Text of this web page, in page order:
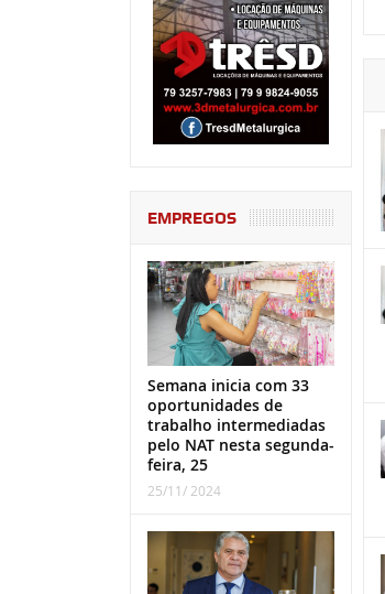
EMPREGOS
Semana inicia com 33
oportunidades de
trabalho intermediadas
pelo NAT nesta segunda-
feira, 25
25/11/ 2024